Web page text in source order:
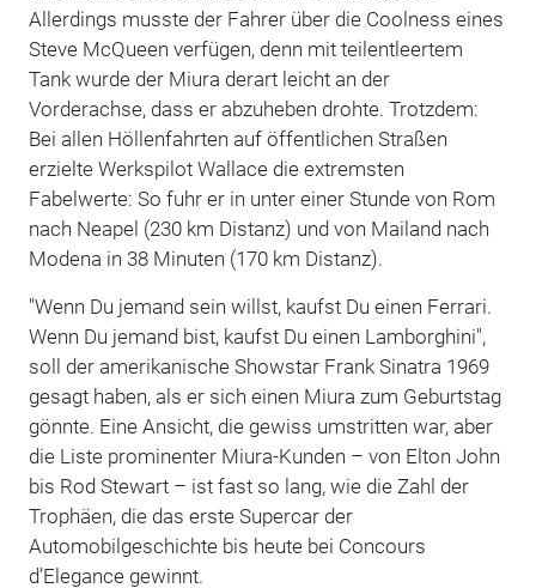
Allerdings musste der Fahrer über die Coolness eines
Steve McQueen verfügen, denn mit teilentleertem
Tank wurde der Miura derart leicht an der
Vorderachse, dass er abzuheben drohte. Trotzdem:
Bei allen Höllenfahrten auf öffentlichen Straßen
erzielte Werkspilot Wallace die extremsten
Fabelwerte: So fuhr er in unter einer Stunde von Rom
nach Neapel (230 km Distanz) und von Mailand nach
Modena in 38 Minuten (170 km Distanz).
"Wenn Du jemand sein willst, kaufst Du einen Ferrari.
Wenn Du jemand bist, kaufst Du einen Lamborghini",
soll der amerikanische Showstar Frank Sinatra 1969
gesagt haben, als er sich einen Miura zum Geburtstag
gönnte. Eine Ansicht, die gewiss umstritten war, aber
die Liste prominenter Miura-Kunden – von Elton John
bis Rod Stewart – ist fast so lang, wie die Zahl der
Trophäen, die das erste Supercar der
Automobilgeschichte bis heute bei Concours
d’Elegance gewinnt.